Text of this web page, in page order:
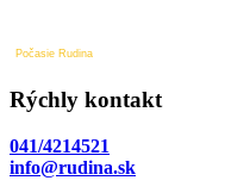
Počasie Rudina
Rýchly kontakt
041/4214521
info@rudina.sk